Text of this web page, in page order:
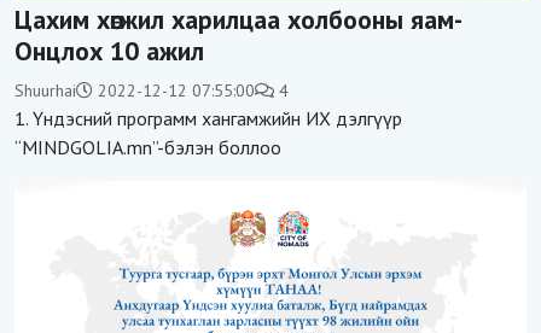
Цахим хөгжил харилцаа холбооны яам-
Онцлох 10 ажил
Shuurhai 2022-12-12 07:55:00 4
1. Үндэсний программ хангамжийн ИХ дэлгүүр
“MINDGOLIA.mn”-бэлэн боллоо